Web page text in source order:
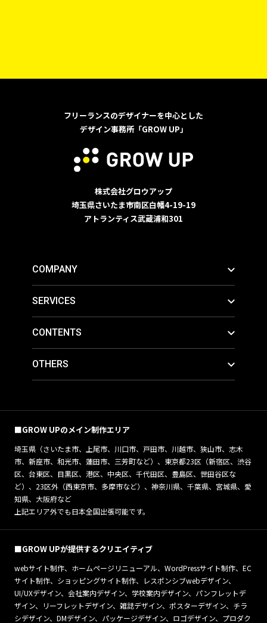
フリーランスのデザイナーを中心とした
デザイン事務所「GROW UP」
株式会社グロウアップ
埼玉県さいたま市南区白幡4-19-19
アトランティス武蔵浦和301
COMPANY
SERVICES
CONTENTS
OTHERS
■GROW UPのメイン制作エリア
埼玉県（さいたま市、上尾市、川口市、戸田市、川越市、狭山市、志木
市、新座市、和光市、蓮田市、三芳町など）、東京都23区（新宿区、渋谷
区、台東区、目黒区、港区、中央区、千代田区、豊島区、世田谷区な
ど）、23区外（西東京市、多摩市など）、神奈川県、千葉県、宮城県、愛
知県、大阪府など
上記エリア外でも日本全国出張可能です。
■GROW UPが提供するクリエイティブ
webサイト制作、ホームページリニューアル、WordPressサイト制作、EC
サイト制作、ショッピングサイト制作、レスポンシブwebデザイン、
UI/UXデザイン、会社案内デザイン、学校案内デザイン、パンフレットデ
ザイン、リーフレットデザイン、雑誌デザイン、ポスターデザイン、チラ
シデザイン、DMデザイン、パッケージデザイン、ロゴデザイン、プロダク